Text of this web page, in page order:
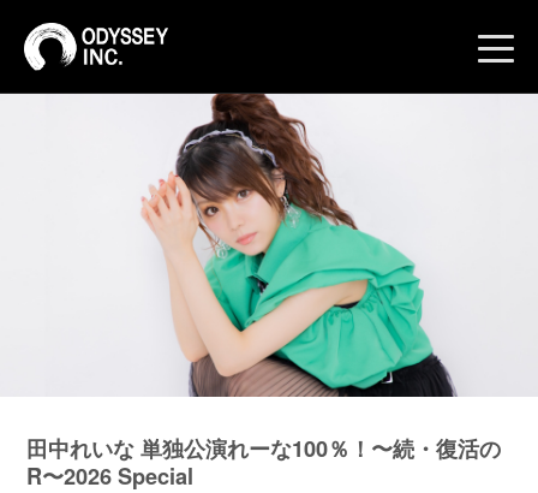
田中れいな 単独公演れーな100％！〜続・復活の
R〜2026 Special
toggle